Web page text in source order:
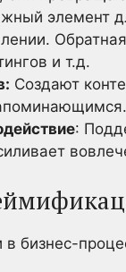
элемент
и т.д.
Создают
:
бизнес-